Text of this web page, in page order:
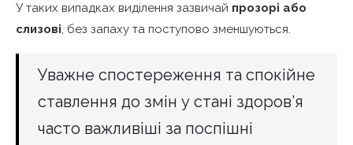
У таких випадках виділення зазвичай прозорі або
слизові, без запаху та поступово зменшуються.
Уважне спостереження та спокійне
ставлення до змін у стані здоров’я
часто важливіші за поспішні